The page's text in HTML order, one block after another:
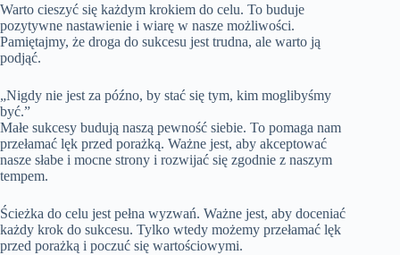
Warto cieszyć się każdym krokiem do celu. To buduje
pozytywne nastawienie i wiarę w nasze możliwości.
Pamiętajmy, że droga do sukcesu jest trudna, ale warto ją
podjąć.
„Nigdy nie jest za późno, by stać się tym, kim moglibyśmy
być.”
Małe sukcesy budują naszą pewność siebie. To pomaga nam
przełamać lęk przed porażką. Ważne jest, aby akceptować
nasze słabe i mocne strony i rozwijać się zgodnie z naszym
tempem.
Ścieżka do celu jest pełna wyzwań. Ważne jest, aby doceniać
każdy krok do sukcesu. Tylko wtedy możemy przełamać lęk
przed porażką i poczuć się wartościowymi.